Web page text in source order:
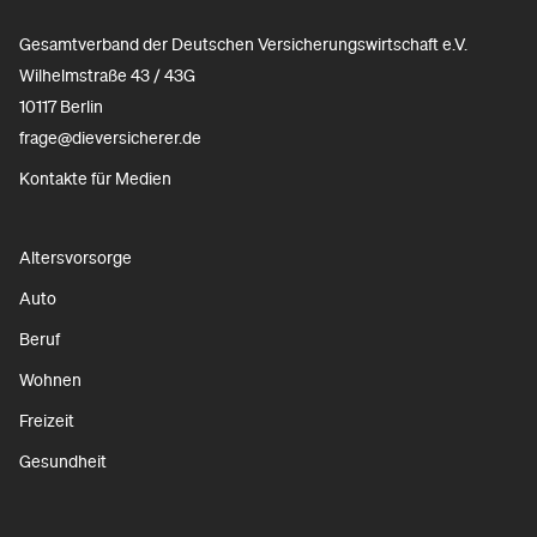
Gesamtverband der Deutschen Versicherungswirtschaft e.V.
Wilhelmstraße 43 / 43G
10117 Berlin
frage@dieversicherer.de
Kontakte für Medien
Altersvorsorge
Auto
Beruf
Wohnen
Freizeit
Gesundheit